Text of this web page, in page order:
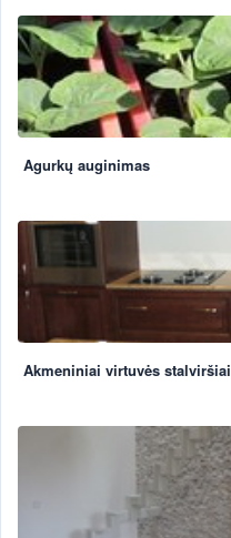
Agurkų auginimas
Akmeniniai virtuvės stalviršiai